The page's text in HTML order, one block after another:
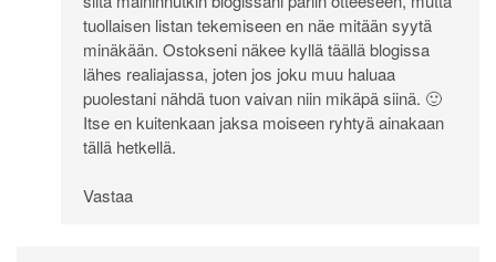
tuollaisen listan tekemiseen en näe mitään syytä
minäkään. Ostokseni näkee kyllä täällä blogissa
lähes realiajassa, joten jos joku muu haluaa
puolestani nähdä tuon vaivan niin mikäpä siinä. 🙂
Itse en kuitenkaan jaksa moiseen ryhtyä ainakaan
tällä hetkellä.
Vastaa